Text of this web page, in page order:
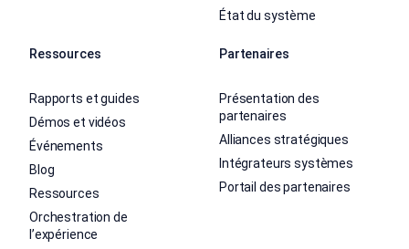
État du système
Ressources
Rapports et guides
Démos et vidéos
Événements
Blog
Ressources
Orchestration de
l’expérience
Partenaires
Présentation des
partenaires
Alliances stratégiques
Intégrateurs systèmes
Portail des partenaires